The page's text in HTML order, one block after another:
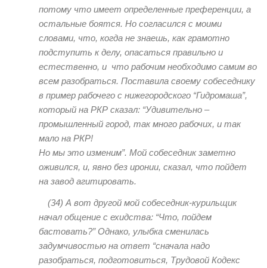
потому что имеет определенные преференции, а
остальные боятся. Но согласился с моими
словами, что, когда не знаешь, как грамотно
подступить к делу, опасаться правильно и
естественно, и что рабочим необходимо самим во
всем разобраться. Поставила своему собеседнику
в пример рабочего с нижегородского “Гидромаша”,
который на РКР сказал: “Удивительно –
промышленный город, так много рабочих, и так
мало на РКР!
Но мы это изменим”. Мой собеседник заметно
оживился, и, явно без иронии, сказал, что пойдет
на завод агитировать.
(34) А вот другой мой собеседник-курильщик
начал общение с ехидства: “Что, пойдем
бастовать?” Однако, улыбка сменилась
задумчивостью на ответ “сначала надо
разобраться, подготовиться, Трудовой Кодекс